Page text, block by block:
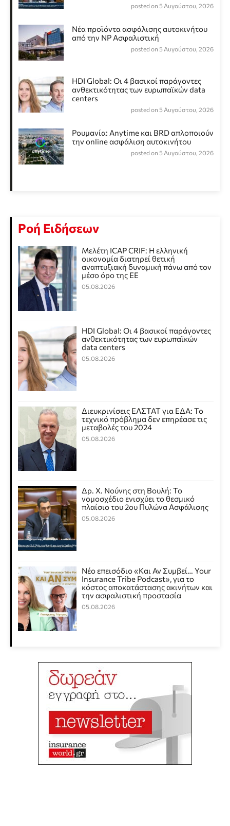
posted on 5 Αυγούστου, 2026
Νέα προϊόντα ασφάλισης αυτοκινήτου
από την NP Ασφαλιστική
posted on 5 Αυγούστου, 2026
HDI Global: Οι 4 βασικοί παράγοντες
ανθεκτικότητας των ευρωπαϊκών data
centers
posted on 5 Αυγούστου, 2026
Ρουμανία: Anytime και BRD απλοποιούν
την online ασφάλιση αυτοκινήτου
posted on 5 Αυγούστου, 2026
Ροή Ειδήσεων
Μελέτη ICAP CRIF: Η ελληνική
οικονομία διατηρεί θετική
αναπτυξιακή δυναμική πάνω από τον
μέσο όρο της ΕΕ
05.08.2026
HDI Global: Οι 4 βασικοί παράγοντες
ανθεκτικότητας των ευρωπαϊκών
data centers
05.08.2026
Διευκρινίσεις ΕΛΣΤΑΤ για ΕΔΑ: Το
τεχνικό πρόβλημα δεν επηρέασε τις
μεταβολές του 2024
05.08.2026
Δρ. Χ. Νούνης στη Βουλή: Το
νομοσχέδιο ενισχύει το θεσμικό
πλαίσιο του 2ου Πυλώνα Ασφάλισης
05.08.2026
Νέο επεισόδιο «Και Αν Συμβεί… Your
Insurance Tribe Podcast», για το
κόστος αποκατάστασης ακινήτων και
την ασφαλιστική προστασία
05.08.2026